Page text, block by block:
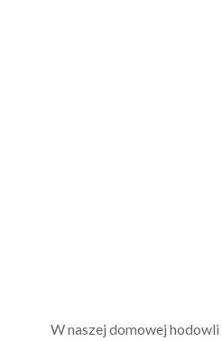
W naszej domowej hodowli